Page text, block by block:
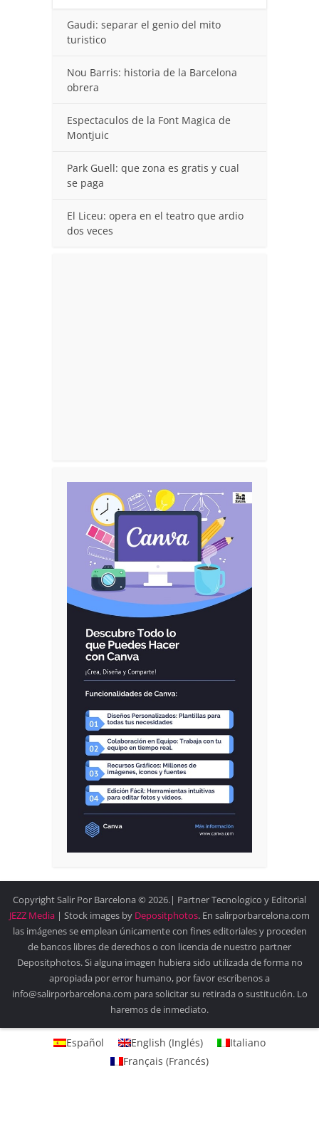
Gaudi: separar el genio del mito
turistico
Nou Barris: historia de la Barcelona
obrera
Espectaculos de la Font Magica de
Montjuic
Park Guell: que zona es gratis y cual
se paga
El Liceu: opera en el teatro que ardio
dos veces
Copyright Salir Por Barcelona © 2026.| Partner Tecnologico y Editorial
JEZZ Media | Stock images by Depositphotos. En salirporbarcelona.com
las imágenes se emplean únicamente con fines editoriales y proceden
de bancos libres de derechos o con licencia de nuestro partner
Depositphotos. Si alguna imagen hubiera sido utilizada de forma no
apropiada por error humano, por favor escríbenos a
info@salirporbarcelona.com para solicitar su retirada o sustitución. Lo
haremos de inmediato.
Español English (Inglés)
Italiano
Français (Francés)